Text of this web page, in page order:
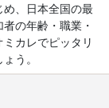
め、日本全国の最
の年齢・職業・
カレでピッタリ
う。